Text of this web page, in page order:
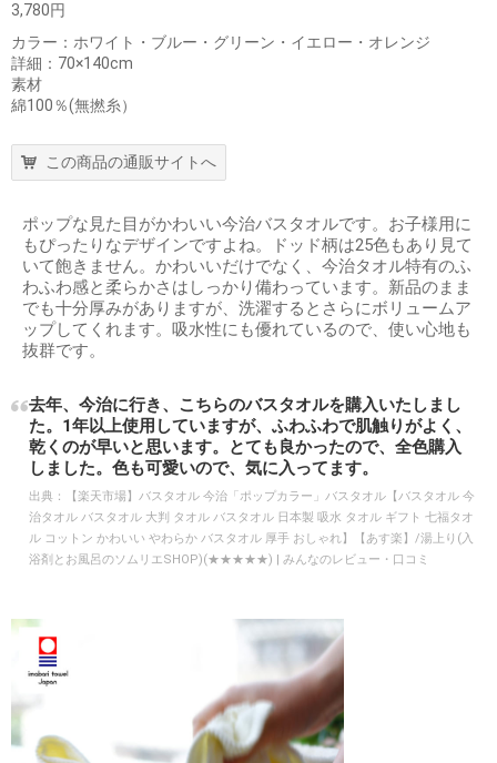
3,780円
カラー：ホワイト・ブルー・グリーン・イエロー・オレンジ
詳細：70×140cm
素材
綿100％(無撚糸）
この商品の通販サイトへ
ポップな見た目がかわいい今治バスタオルです。お子様用に
もぴったりなデザインですよね。ドッド柄は25色もあり見て
いて飽きません。かわいいだけでなく、今治タオル特有のふ
わふわ感と柔らかさはしっかり備わっています。新品のまま
でも十分厚みがありますが、洗濯するとさらにボリュームア
ップしてくれます。吸水性にも優れているので、使い心地も
抜群です。
去年、今治に行き、こちらのバスタオルを購入いたしまし
た。1年以上使用していますが、ふわふわで肌触りがよく、
乾くのが早いと思います。とても良かったので、全色購入
しました。色も可愛いので、気に入ってます。
出典：
【楽天市場】バスタオル 今治「ポップカラー」バスタオル【バスタオル 今
治タオル バスタオル 大判 タオル バスタオル 日本製 吸水 タオル ギフト 七福タオ
ル コットン かわいい やわらか バスタオル 厚手 おしゃれ】【あす楽】/湯上り(入
浴剤とお風呂のソムリエSHOP)(★★★★★) | みんなのレビュー・口コミ